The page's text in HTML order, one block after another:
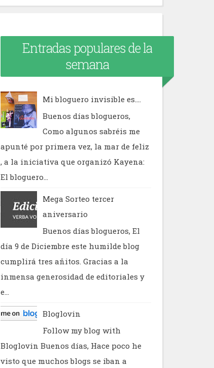
Entradas populares de la
semana
Mi bloguero invisible es....
Buenos días blogueros,
Como algunos sabréis me
apunté por primera vez, la mar de feliz
, a la iniciativa que organizó Kayena:
El bloguero...
Mega Sorteo tercer
aniversario
Buenos días blogueros, El
día 9 de Diciembre este humilde blog
cumplirá tres añitos. Gracias a la
inmensa generosidad de editoriales y
e...
Bloglovin
Follow my blog with
Bloglovin Buenos días, Hace poco he
visto que muchos blogs se iban a